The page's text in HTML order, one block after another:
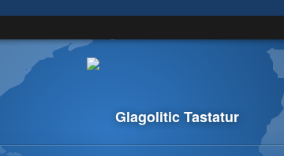
Glagolitic Tastatur